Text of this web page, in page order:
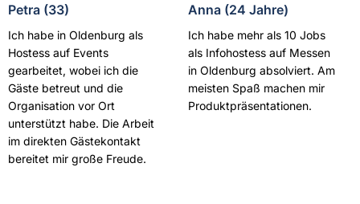
Petra (33)
Ich habe in Oldenburg als
Hostess auf Events
gearbeitet, wobei ich die
Gäste betreut und die
Organisation vor Ort
unterstützt habe. Die Arbeit
im direkten Gästekontakt
bereitet mir große Freude.
Anna (24 Jahre)
Ich habe mehr als 10 Jobs
als Infohostess auf Messen
in Oldenburg absolviert. Am
meisten Spaß machen mir
Produktpräsentationen.